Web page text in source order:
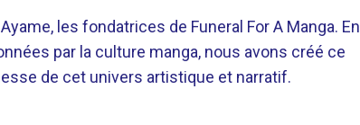
les fondatrices de Funeral For A Manga. En
par la culture manga, nous avons créé ce
de cet univers artistique et narratif.